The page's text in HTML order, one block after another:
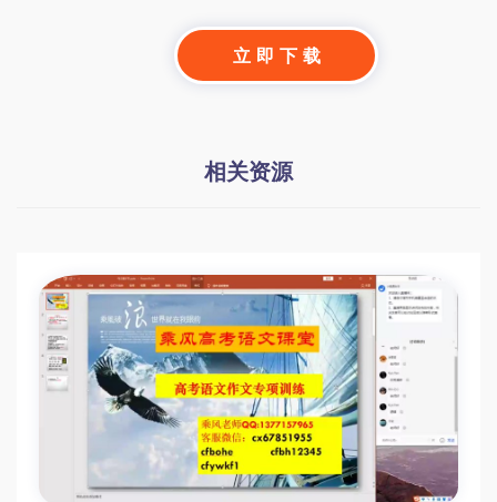
立 即 下 载
相关资源